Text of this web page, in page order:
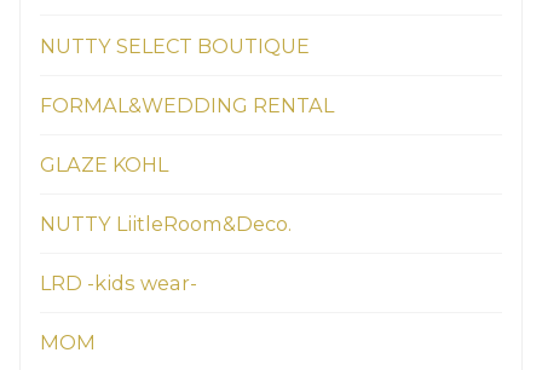
NUTTY SELECT BOUTIQUE
FORMAL&WEDDING RENTAL
GLAZE KOHL
NUTTY LiitleRoom&Deco.
LRD -kids wear-
MOM